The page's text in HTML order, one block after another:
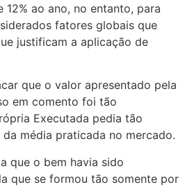
ao ano, no entanto, para
fatores globais que
justificam a aplicação de
que o valor apresentado pela
em comento foi tão
Executada pedia tão
média praticada no mercado.
que o bem havia sido
que se formou tão somente por